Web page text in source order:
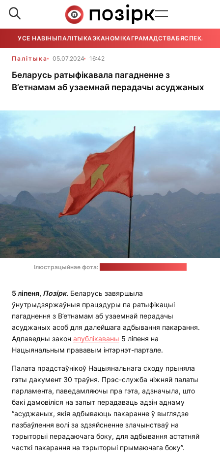
УСЕ НАВІНЫПАЛІТЫКАЭКАНОМІКАГРАМАДСТВАБЯСПЕКА
Палітыка 05.07.2024 16:42
Беларусь ратыфікавала пагадненне з
В’етнамам аб узаемнай перадачы асуджаных
Ілюстрацыйнае фота:
5 ліпеня, Позірк. Беларусь завяршыла
ўнутрыдзяржаўныя працэдуры па ратыфікацыі
пагаднення з В’етнамам аб узаемнай перадачы
асуджаных асоб для далейшага адбывання пакарання.
Адпаведны закон апублікаваны 5 ліпеня на
Нацыянальным прававым інтэрнэт-партале.
Палата прадстаўнікоў Нацыянальнага сходу прыняла
гэты дакумент 30 траўня. Прэс-служба ніжняй палаты
парламента, паведамляючы пра гэта, адзначыла, што
бакі дамовіліся на запыт перадаваць адзін аднаму
“асуджаных, якія адбываюць пакаранне ў выглядзе
пазбаўлення волі за здзяйсненне злачынстваў на
тэрыторыі перадаючага боку, для адбывання астатняй
часткі пакарання на тэрыторыі прымаючага боку”.